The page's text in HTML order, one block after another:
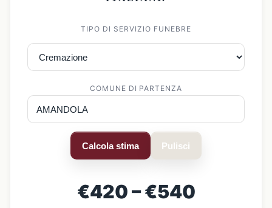
TIPO DI SERVIZIO FUNEBRE
COMUNE DI PARTENZA
Calcola stima Pulisci
€420 – €540